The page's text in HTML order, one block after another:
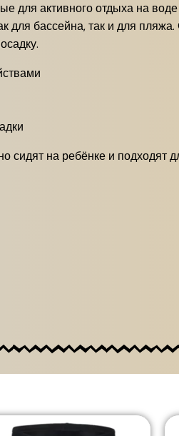
активного отдыха на
для бассейна, так и для
сидят на ребёнке и подходят